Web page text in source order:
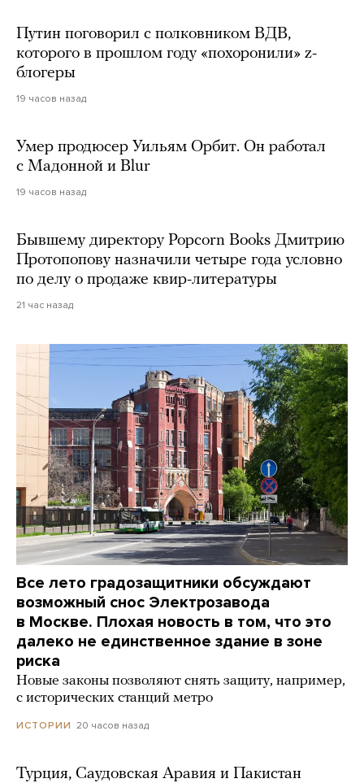
Путин поговорил с полковником ВДВ,
которого в прошлом году «похоронили» z-
блогеры
19 часов назад
Умер продюсер Уильям Орбит. Он работал
с Мадонной и Blur
19 часов назад
Бывшему директору Popcorn Books Дмитрию
Протопопову назначили четыре года условно
по делу о продаже квир-литературы
21 час назад
Все лето градозащитники обсуждают
возможный снос Электрозавода
в Москве. Плохая новость в том, что это
далеко не единственное здание в зоне
риска
Новые законы позволяют снять защиту, например,
с исторических станций метро
ИСТОРИИ 20 часов назад
Турция, Саудовская Аравия и Пакистан